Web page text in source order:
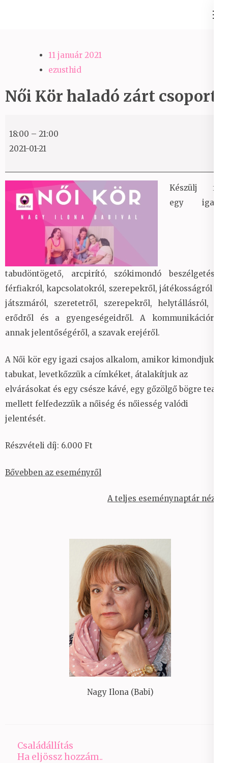
11 január 2021
ezusthid
Női Kör haladó zárt csoport
Kör
haladó
csoport
18:00 – 21:00
2021-01-21
Készülj fel
egy igazi,
tabudöntögető, arcpirító, szókimondó beszélgetésre
férfiakról, kapcsolatokról, szerepekről, játékosságról és
játszmáról, szeretetről, szerepekről, helytállásról, az
erődről és a gyengeségeidről. A kommunikációról,
annak jelentőségéről, a szavak erejéről.
A Női kör egy igazi csajos alkalom, amikor kimondjuk a
tabukat, levetkőzzük a címkéket, átalakítjuk az
elvárásokat és egy csésze kávé, egy gőzölgő bögre tea
mellett felfedezzük a nőiség és nőiesség valódi
jelentését.
Részvételi díj: 6.000 Ft
Bővebben az eseményről
A teljes eseménynaptár nézet
Nagy Ilona (Babi)
Családállítás
Ha eljössz hozzám..